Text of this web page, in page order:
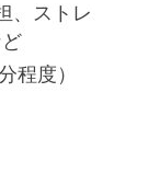
、ストレ
程度）